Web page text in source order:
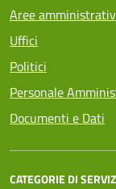
Aree
Uffici
Politici
Personale
Documenti e Dati
CATEGORIE DI